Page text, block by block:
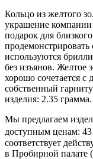
Кольцо из желтого
украшение
подарок для
используются
без изъянов. Желтое
хорошо сочетается
собственный
изделия: 2.35 грамма.
Мы предлагаем
доступным ценам:
соответствует
в Пробирной палате